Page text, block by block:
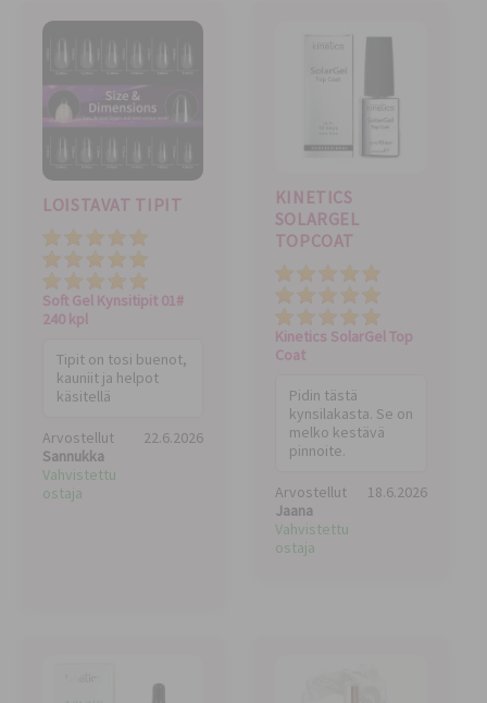
LOISTAVAT TIPIT
Hinta
Kokonaisarvio
Laatu
Soft Gel Kynsitipit 01#
240 kpl
Tipit on tosi buenot,
kauniit ja helpot
käsitellä
Arvostellut
Sannukka
Vahvistettu
ostaja
22.6.2026
KINETICS
SOLARGEL
TOPCOAT
Hinta
Kokonaisarvio
Laatu
Kinetics SolarGel Top
Coat
Pidin tästä
kynsilakasta. Se on
melko kestävä
pinnoite.
Arvostellut
Jaana
Vahvistettu
ostaja
18.6.2026